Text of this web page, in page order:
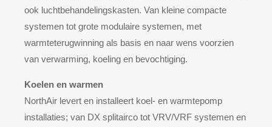
ook luchtbehandelingskasten. Van kleine compacte
systemen tot grote modulaire systemen, met
warmteterugwinning als basis en naar wens voorzien
van verwarming, koeling en bevochtiging.
Koelen en warmen
NorthAir levert en installeert koel- en warmtepomp
installaties; van DX splitairco tot VRV/VRF systemen en